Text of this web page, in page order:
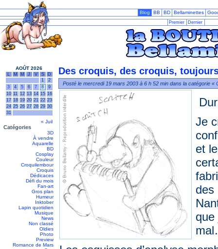
Blog BB BD Bellaminettes
Premier Dernier
AOÛT 2026
L M M J V S
D
1
2
3
4 5 6 7 8
9
10 11 12 13 14 15 16
17 18 19 20 21 22 23
24 25 26 27 28 29 30
31
« Juil
Catégories
3D
À vendre
Aquarelle
BD
Cosplay
Couleur
Croquilembour
Croquis
Dédicaces
Défi du mois
Fan-art
Gros plan
Humeur
Inktober
Lapin quotidien
Musique
News
Non classé
Oldies
Photo
Preview
Romance de Mars
Des croquis, des croquis,
Posté le mercredi 19 mars 2003 à 6 h 52 min dans la catégorie «
Je
et
des
que